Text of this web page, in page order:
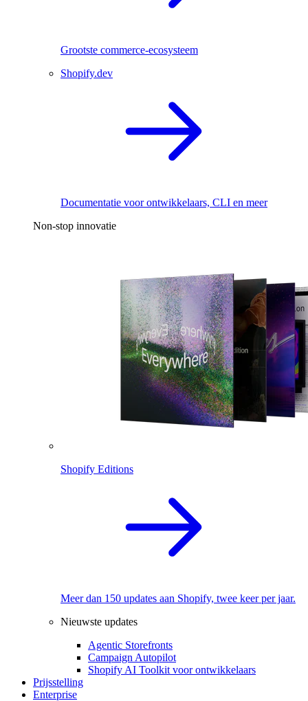
Grootste commerce-ecosysteem
Shopify.dev
Documentatie voor ontwikkelaars, CLI en meer
Non-stop innovatie
Shopify Editions
Meer dan 150 updates aan Shopify, twee keer per jaar.
Nieuwste updates
Agentic Storefronts
Campaign Autopilot
Shopify AI Toolkit voor ontwikkelaars
Prijsstelling
Enterprise